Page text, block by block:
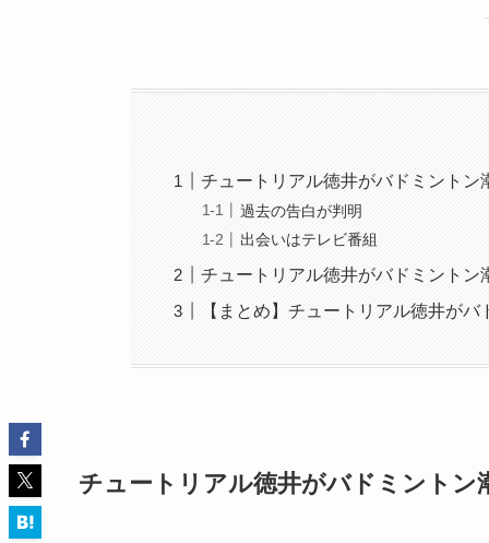
チュートリアル徳井がバドミントン
過去の告白が判明
出会いはテレビ番組
チュートリアル徳井がバドミント
【まとめ】チュートリアル徳井が
チュートリアル徳井がバドミントン